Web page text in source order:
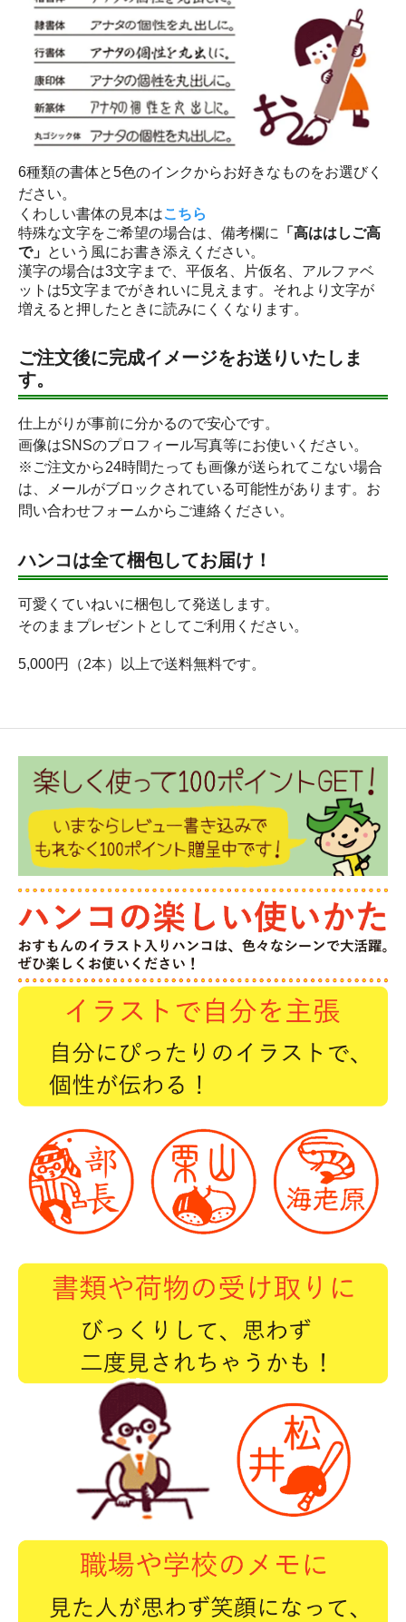
6種類の書体と5色のインクからお好きなものをお選びく
ださい。
くわしい書体の見本はこちら
特殊な文字をご希望の場合は、備考欄に
「高ははしご高
で」 という風にお書き添えください。
漢字の場合は3文字まで、平仮名、片仮名、アルファベ
ットは5文字までがきれいに見えます。それより文字が
増えると押したときに読みにくくなります。
ご注文後に完成イメージをお送りいたしま
す。
仕上がりが事前に分かるので安心です。
画像はSNSのプロフィール写真等にお使いください。
※ご注文から24時間たっても画像が送られてこない場合
は、メールがブロックされている可能性があります。お
問い合わせフォームからご連絡ください。
ハンコは全て梱包してお届け！
可愛くていねいに梱包して発送します。
そのままプレゼントとしてご利用ください。
5,000円（2本）以上で送料無料です。